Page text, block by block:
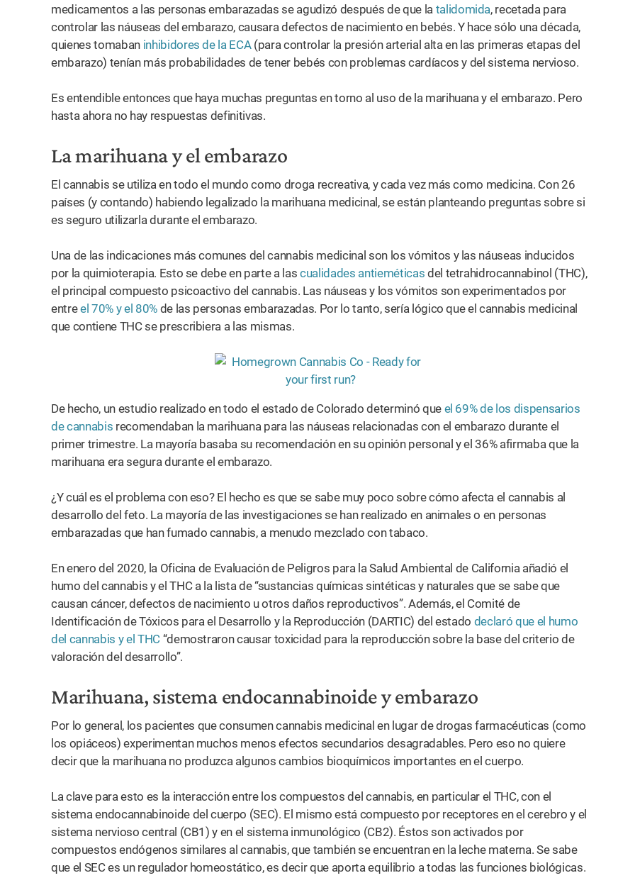
medicamentos a las personas embarazadas se agudizó después de que la talidomida, recetada para
controlar las náuseas del embarazo, causara defectos de nacimiento en bebés. Y hace sólo una década,
quienes tomaban inhibidores de la ECA(para controlar la presión arterial alta en las primeras etapas del
embarazo) tenían más probabilidades de tener bebés con problemas cardíacos y del sistema nervioso.
Es entendible entonces que haya muchas preguntas en torno al uso de la marihuana y el embarazo. Pero
hasta ahora no hay respuestas definitivas.
La marihuana y el embarazo
El cannabis se utiliza en todo el mundo como droga recreativa, y cada vez más como medicina. Con 26
países (y contando) habiendo legalizado la marihuana medicinal, se están planteando preguntas sobre si
es seguro utilizarla durante el embarazo.
Una de las indicaciones más comunes del cannabis medicinal son los vómitos y las náuseas inducidos
por la quimioterapia. Esto se debe en parte a lascualidades antieméticas del tetrahidrocannabinol (THC),
el principal compuesto psicoactivo del cannabis. Las náuseas y los vómitos son experimentados por
entreel 70% y el 80%de las personas embarazadas. Por lo tanto, sería lógico que el cannabis medicinal
que contiene THC se prescribiera a las mismas.
De hecho, un estudio realizado en todo el estado de Colorado determinó que el 69% de los dispensarios
de cannabis recomendaban la marihuana para las náuseas relacionadas con el embarazo durante el
primer trimestre. La mayoría basaba su recomendación en su opinión personal y el 36% afirmaba que la
marihuana era segura durante el embarazo.
¿Y cuál es el problema con eso? El hecho es que se sabe muy poco sobre cómo afecta el cannabis al
desarrollo del feto. La mayoría de las investigaciones se han realizado en animales o en personas
embarazadas que han fumado cannabis, a menudo mezclado con tabaco.
En enero del 2020, la Oficina de Evaluación de Peligros para la Salud Ambiental de California añadió el
humo del cannabis y el THC a la lista de “sustancias químicas sintéticas y naturales que se sabe que
causan cáncer, defectos de nacimiento u otros daños reproductivos”. Además, el Comité de
Identificación de Tóxicos para el Desarrollo y la Reproducción (DARTIC) del estado declaró que el humo
del cannabis y el THC“demostraron causar toxicidad para la reproducción sobre la base del criterio de
valoración del desarrollo”.
Marihuana, sistema endocannabinoide y embarazo
Por lo general, los pacientes que consumen cannabis medicinal en lugar de drogas farmacéuticas (como
los opiáceos) experimentan muchos menos efectos secundarios desagradables. Pero eso no quiere
decir que la marihuana no produzca algunos cambios bioquímicos importantes en el cuerpo.
La clave para esto es la interacción entre los compuestos del cannabis, en particular el THC, con el
sistema endocannabinoide del cuerpo (SEC). El mismo está compuesto por receptores en el cerebro y el
sistema nervioso central (CB1) y en el sistema inmunológico (CB2). Éstos son activados por
compuestos endógenos similares al cannabis, que también se encuentran en la leche materna. Se sabe
que el SEC es un regulador homeostático, es decir que aporta equilibrio a todas las funciones biológicas.